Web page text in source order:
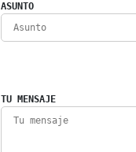
ASUNTO
TU MENSAJE